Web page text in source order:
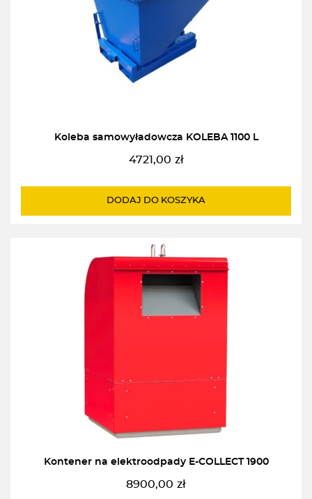
Koleba samowyładowcza KOLEBA 1100 L
4721,00 zł
DODAJ DO KOSZYKA
Kontener na elektroodpady E-COLLECT 1900
8900,00 zł